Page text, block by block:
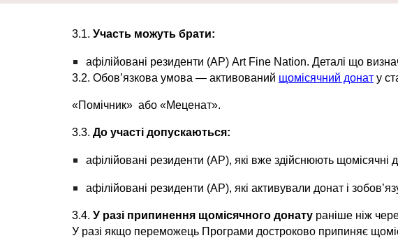
3.1. Участь можуть брати:
афілійовані резиденти (АР) Art Fine Nation. Деталі що
3.2. Обов’язкова умова — активований щомісячний донату
«Помічник» або «Меценат».
3.3. До участі допускаються:
афілійовані резиденти (АР), які вже здійснюють щомісячні
афілійовані резиденти (АР), які активували донат і
3.4. У разі припинення щомісячного донату раніше ніж
У разі якщо переможець Програми достроково припиняє